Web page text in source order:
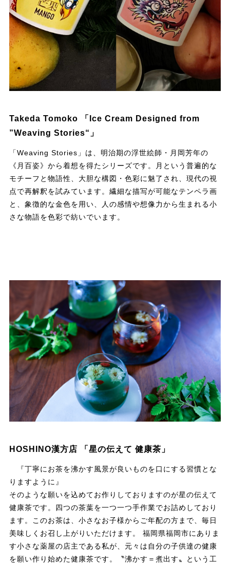
Takeda Tomoko 「Ice Cream Designed from
”Weaving Stories“」
「Weaving Stories」は、明治期の浮世絵師・月岡芳年の
《月百姿》から着想を得たシリーズです。月という普遍的な
モチーフと物語性、大胆な構図・色彩に魅了され、現代の視
点で再解釈を試みています。繊細な描写が可能なテンペラ画
と、象徴的な金色を用い、人の感情や想像力から生まれる小
さな物語を色彩で紡いでいます。
HOSHINO漢方店 「星の伝えて 健康茶」
『丁寧にお茶を沸かす風景が良いものを口にする習慣とな
りますように』
そのような願いを込めてお作りしておりますのが星の伝えて
健康茶です。四つの茶葉を一つ一つ手作業でお詰めしており
ます。このお茶は、小さなお子様からご年配の方まで、毎日
美味しくお召し上がりいただけます。 福岡県福岡市にありま
す小さな薬屋の店主である私が、元々は自分の子供達の健康
を願い作り始めた健康茶です。〝沸かす＝煮出す〟という工